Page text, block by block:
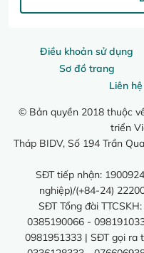
Điều khoản sử dụng
Sơ đồ trang
Liên
© Bản quyền 2018 thuộc
triển
Tháp BIDV, Số 194 Trần
SĐT tiếp nhận:
nghiệp)/(+84-24)
SĐT Tổng đài
0385190066 -
0981951333 | SĐT gọi ra